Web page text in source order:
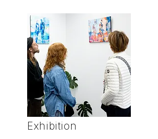
Exhibition